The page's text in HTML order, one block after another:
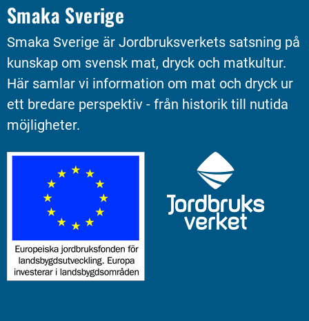
Smaka Sverige
Smaka Sverige är Jordbruksverkets satsning på
kunskap om svensk mat, dryck och matkultur.
Här samlar vi information om mat och dryck ur
ett bredare perspektiv - från historik till nutida
möjligheter.